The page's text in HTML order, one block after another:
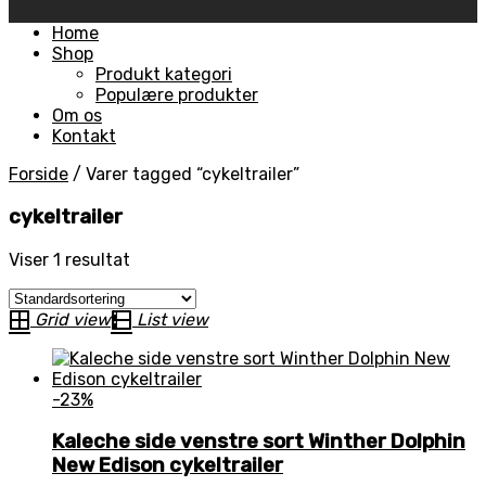
Skip
Home
Shop
Produkt kategori
Populære produkter
Om os
Kontakt
Forside / Varer tagged “cykeltrailer”
cykeltrailer
Viser 1 resultat
Grid view List view
-23%
Kaleche side venstre sort Winther Dolphin
New Edison cykeltrailer